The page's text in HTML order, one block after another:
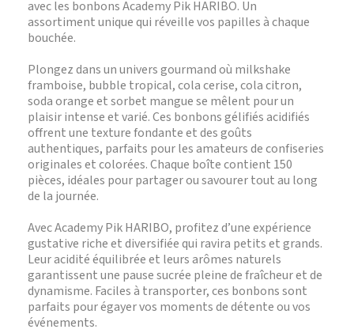
avec les bonbons Academy Pik HARIBO. Un
assortiment unique qui réveille vos papilles à chaque
bouchée.
Plongez dans un univers gourmand où milkshake
framboise, bubble tropical, cola cerise, cola citron,
soda orange et sorbet mangue se mêlent pour un
plaisir intense et varié. Ces bonbons gélifiés acidifiés
offrent une texture fondante et des goûts
authentiques, parfaits pour les amateurs de confiseries
originales et colorées. Chaque boîte contient 150
pièces, idéales pour partager ou savourer tout au long
de la journée.
Avec Academy Pik HARIBO, profitez d’une expérience
gustative riche et diversifiée qui ravira petits et grands.
Leur acidité équilibrée et leurs arômes naturels
garantissent une pause sucrée pleine de fraîcheur et de
dynamisme. Faciles à transporter, ces bonbons sont
parfaits pour égayer vos moments de détente ou vos
événements.